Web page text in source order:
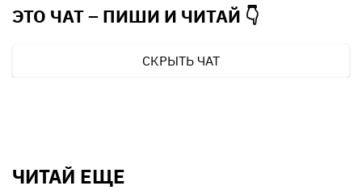
ЭТО ЧАТ – ПИШИ И ЧИТАЙ 👇
СКРЫТЬ ЧАТ
ЧИТАЙ ЕЩЕ